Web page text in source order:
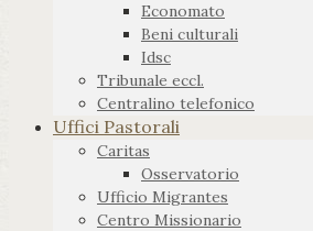
Economato
Beni culturali
Idsc
Tribunale eccl.
Centralino telefonico
Uffici Pastorali
Caritas
Osservatorio
Ufficio Migrantes
Centro Missionario